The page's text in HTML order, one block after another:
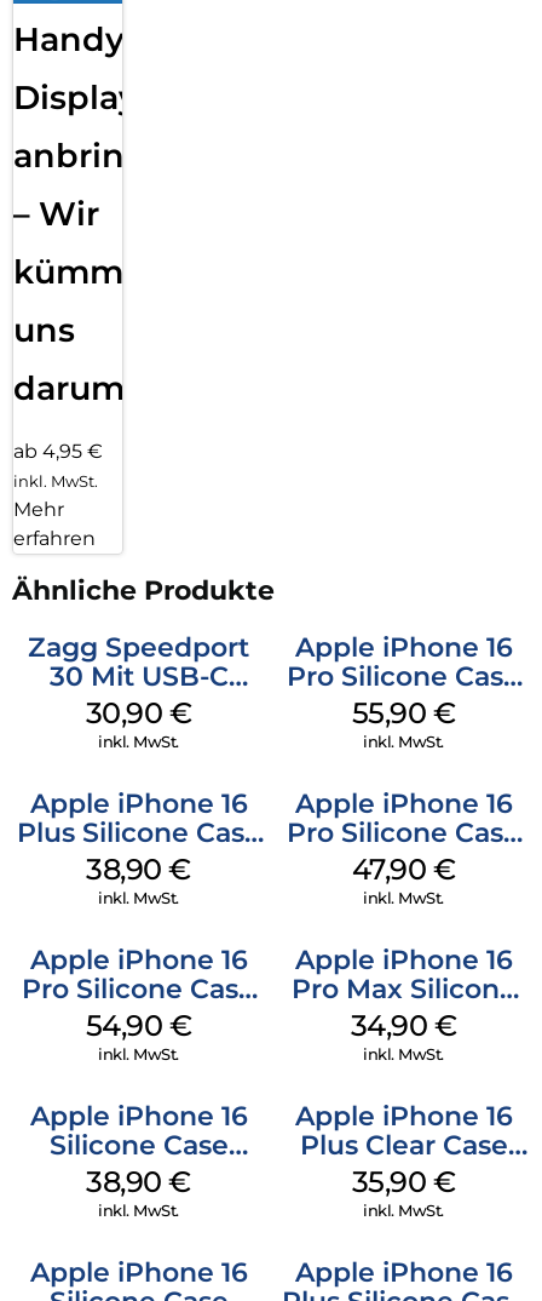
Handy
Displayfolie
anbringen
– Wir
kümmern
uns
darum!
ab 4,95 €
inkl. MwSt.
Mehr
erfahren
Ähnliche Produkte
Zagg Speedport
30 Mit USB-C
Kabel Weiß
30,90 €
inkl. MwSt.
Apple iPhone 16
Pro Silicone Case
MagSafe Stone
Gray
55,90 €
inkl. MwSt.
Apple iPhone 16
Plus Silicone Case
MagSafe Denim
38,90€
inkl. MwSt.
Apple iPhone 16
Pro Silicone Case
MagSafe Denim
47,90 €
inkl. MwSt.
Apple iPhone 16
Pro Silicone Case
MagSafe Black
54,90 €
inkl. MwSt.
Apple iPhone 16
Pro Max Silicone
Case MagSafe
Denim
34,90 €
inkl. MwSt.
Apple iPhone 16
Silicone Case
MagSafe
Ultramarine
38,90€
inkl. MwSt.
Apple iPhone 16
Plus Clear Case
MagSafe
Transparent
35,90 €
inkl. MwSt.
Apple iPhone 16
Apple iPhone 16